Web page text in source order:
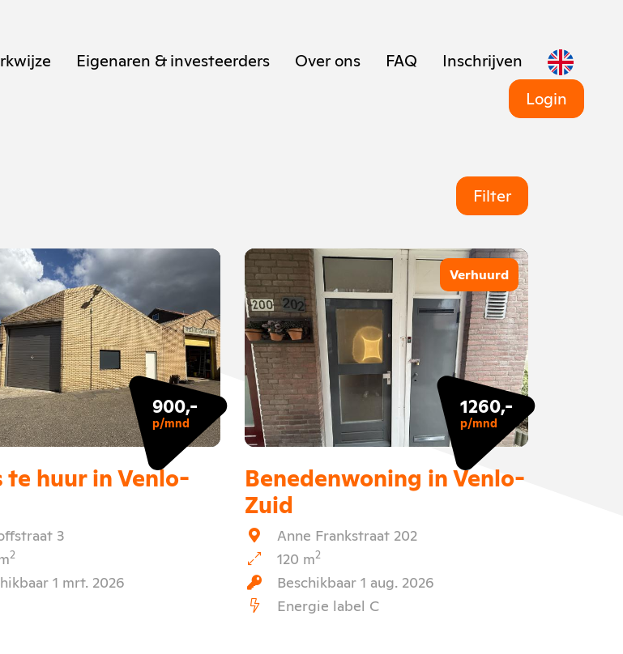
Eigenaren & investeerders Over ons FAQ
Inschrijven
Login
Filter
900,-
p/mnd
te huur in Venlo-
3
2
1 mrt. 2026
Verhuurd
1260,-
p/mnd
Benedenwoning in Venlo-
Zuid
Anne Frankstraat 202
120 m2
Beschikbaar 1 aug. 2026
Energie label C